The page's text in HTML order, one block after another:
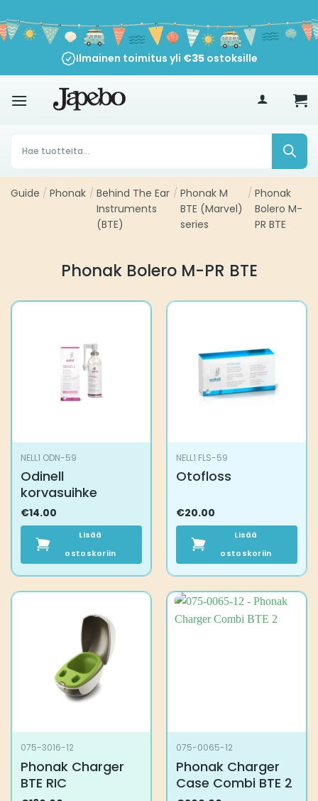
sisältöön
Ilmainen toimitus yli €35ostoksille
Products
search
Guide / Phonak / Behind The Ear
Instruments
(BTE)
/ Phonak M
BTE (Marvel)
series
/ Phonak
Bolero M-
PR BTE
Phonak Bolero M-PR BTE
NELL1 ODN-59
Odinell
korvasuihke
€14.00
Lisää
ostoskoriin
NELL1 FLS-59
Otofloss
€20.00
Lisää
ostoskoriin
075-3016-12
Phonak Charger
BTE RIC
075-0065-12
Phonak Charger
Case Combi BTE 2